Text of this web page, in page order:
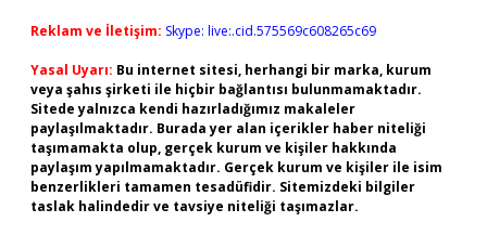
Reklam ve İletişim: Skype: live:.cid.575569c608265c69
Yasal Uyarı: Bu internet sitesi, herhangi bir marka, kurum
veya şahıs şirketi ile hiçbir bağlantısı bulunmamaktadır.
Sitede yalnızca kendi hazırladığımız makaleler
paylaşılmaktadır. Burada yer alan içerikler haber niteliği
taşımamakta olup, gerçek kurum ve kişiler hakkında
paylaşım yapılmamaktadır. Gerçek kurum ve kişiler ile isim
benzerlikleri tamamen tesadüfidir. Sitemizdeki bilgiler
taslak halindedir ve tavsiye niteliği taşımazlar.